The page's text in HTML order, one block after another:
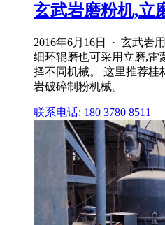
玄武岩磨粉机,立
2016年6月16日 · 玄武岩
细环辊磨也可采用立磨,雷
择不同机械。 这里推荐桂
岩破碎制粉机械。
联系电话: 180 3780 8511